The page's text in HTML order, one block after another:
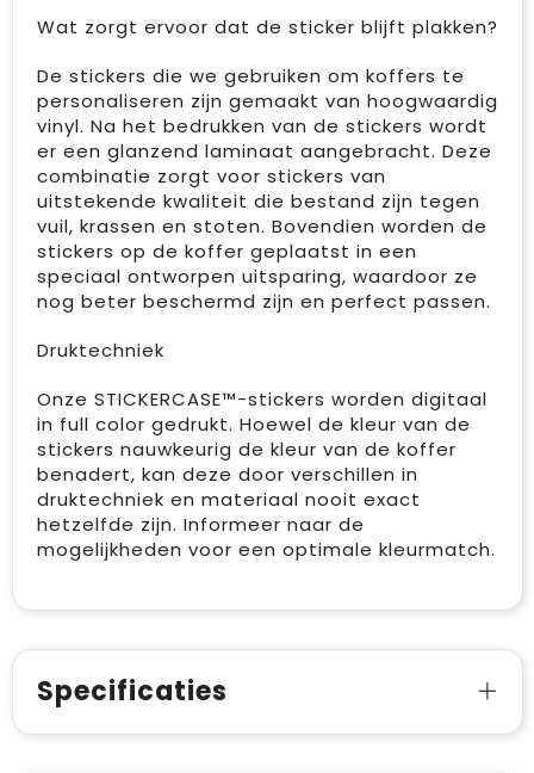
Wat zorgt ervoor dat de sticker blijft plakken?
De stickers die we gebruiken om koffers te
personaliseren zijn gemaakt van hoogwaardig
vinyl. Na het bedrukken van de stickers wordt
er een glanzend laminaat aangebracht. Deze
combinatie zorgt voor stickers van
uitstekende kwaliteit die bestand zijn tegen
vuil, krassen en stoten. Bovendien worden de
stickers op de koffer geplaatst in een
speciaal ontworpen uitsparing, waardoor ze
nog beter beschermd zijn en perfect passen.
Druktechniek
Onze STICKERCASE™-stickers worden digitaal
in full color gedrukt. Hoewel de kleur van de
stickers nauwkeurig de kleur van de koffer
benadert, kan deze door verschillen in
druktechniek en materiaal nooit exact
hetzelfde zijn. Informeer naar de
mogelijkheden voor een optimale kleurmatch.
Specificaties